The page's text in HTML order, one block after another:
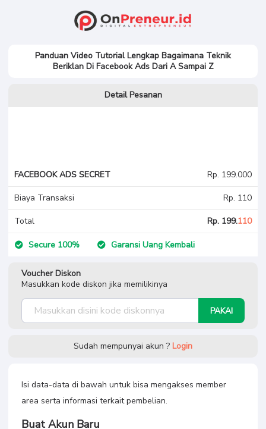
Panduan Video Tutorial Lengkap Bagaimana Teknik
Beriklan Di Facebook Ads Dari A Sampai Z
Detail Pesanan
FACEBOOK ADS SECRET Rp. 199.000
Biaya Transaksi Rp. 110
Total Rp. 199.110
Secure 100% Garansi Uang Kembali
Voucher Diskon
Masukkan kode diskon jika memilikinya
PAKAI
Sudah mempunyai akun ? Login
Isi data-data di bawah untuk bisa mengakses member
area serta informasi terkait pembelian.
Buat Akun Baru